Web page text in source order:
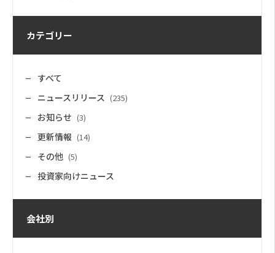
カテゴリー
すべて
ニュースリリース (235)
お知らせ (3)
更新情報 (14)
その他 (5)
投資家向けニュース
会社別